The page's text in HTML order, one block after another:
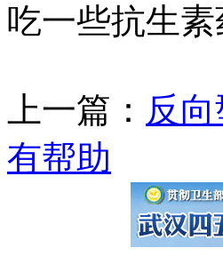
吃一些抗生素
上一篇： 反
有帮助